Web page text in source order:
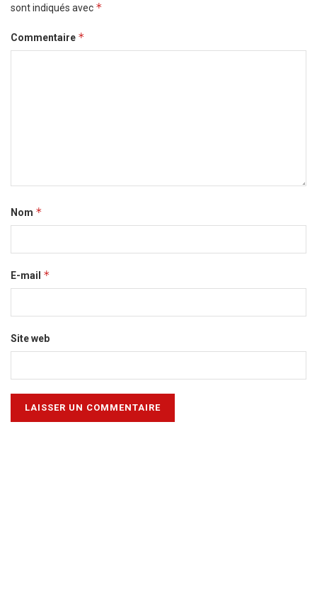
sont indiqués avec *
Commentaire *
Nom *
E-mail *
Site web